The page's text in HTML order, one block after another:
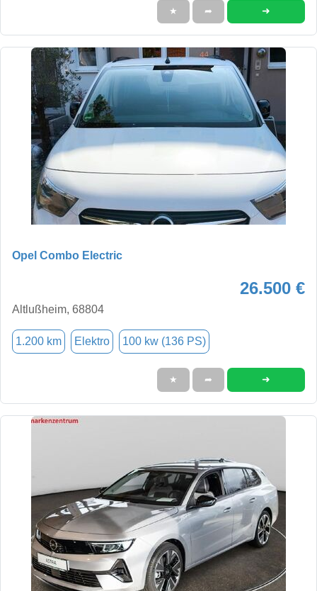
★ ➦ ➜
Opel Combo Electric
26.500 €
Altlußheim, 68804
1.200 km Elektro 100 kw (136 PS)
★ ➦ ➜